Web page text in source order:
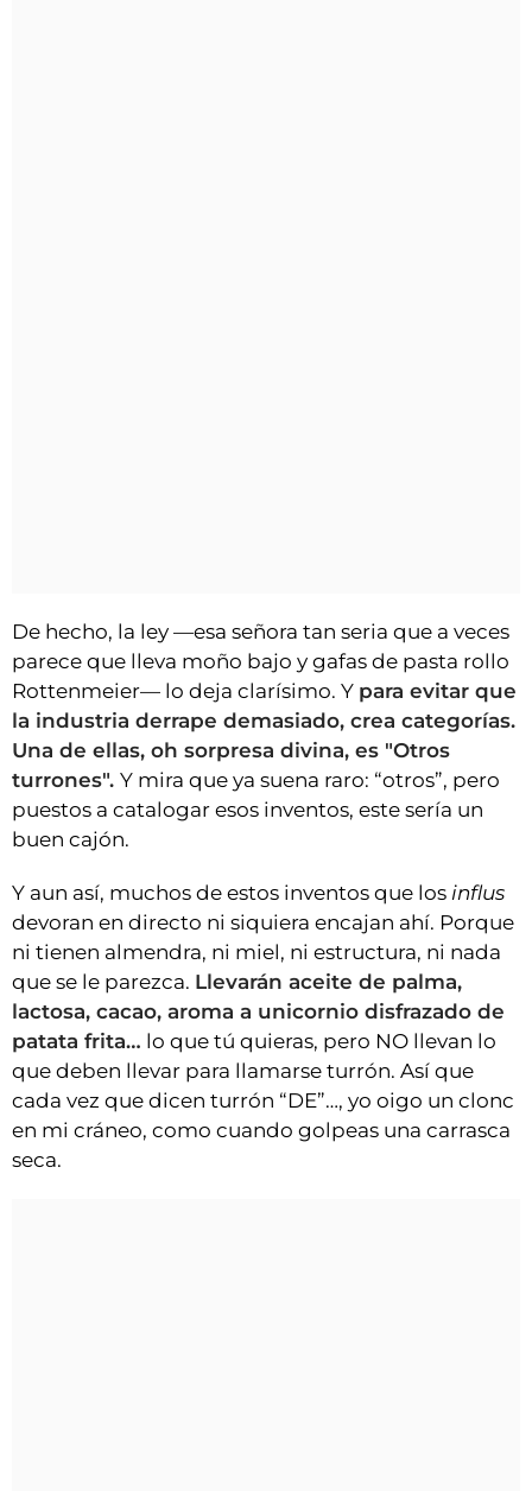
De hecho, la ley —esa señora tan seria que a veces
parece que lleva moño bajo y gafas de pasta rollo
Rottenmeier— lo deja clarísimo. Y para evitar que
la industria derrape demasiado, crea categorías.
Una de ellas, oh sorpresa divina, es "Otros
turrones". Y mira que ya suena raro: “otros”, pero
puestos a catalogar esos inventos, este sería un
buen cajón.
Y aun así, muchos de estos inventos que los influs
devoran en directo ni siquiera encajan ahí. Porque
ni tienen almendra, ni miel, ni estructura, ni nada
que se le parezca. Llevarán aceite de palma,
lactosa, cacao, aroma a unicornio disfrazado de
patata frita… lo que tú quieras, pero NO llevan lo
que deben llevar para llamarse turrón. Así que
cada vez que dicen turrón “DE”…, yo oigo un clonc
en mi cráneo, como cuando golpeas una carrasca
seca.